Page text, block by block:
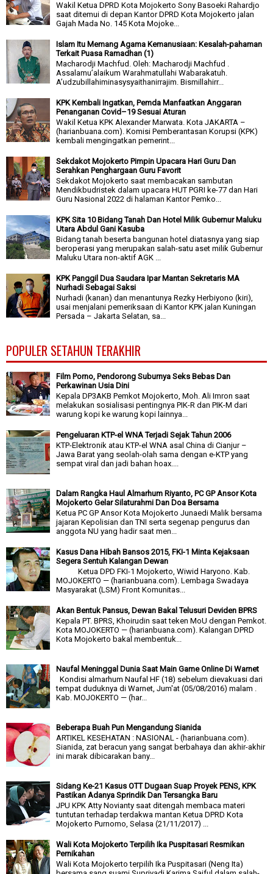
Wakil Ketua DPRD Kota Mojokerto Sony Basoeki Rahardjo
saat ditemui di depan Kantor DPRD Kota Mojokerto jalan
Gajah Mada No. 145 Kota Mojoke...
Islam Itu Memang Agama Kemanusiaan: Kesalah-pahaman
Terkait Puasa Ramadhan (1)
Macharodji Machfud. Oleh: Macharodji Machfud .
Assalamu’alaikum Warahmatullahi Wabarakatuh.
A’udzubillahiminasysyaithanirrajim. Bismillahirr...
KPK Kembali Ingatkan, Pemda Manfaatkan Anggaran
Penanganan Covid–19 Sesuai Aturan
Wakil Ketua KPK Alexander Marwata. Kota JAKARTA –
(harianbuana.com). Komisi Pemberantasan Korupsi (KPK)
kembali mengingatkan pemerint...
Sekdakot Mojokerto Pimpin Upacara Hari Guru Dan
Serahkan Penghargaan Guru Favorit
Sekdakot Mojokerto saat membacakan sambutan
Mendikbudristek dalam upacara HUT PGRI ke-77 dan Hari
Guru Nasional 2022 di halaman Kantor Pemko...
KPK Sita 10 Bidang Tanah Dan Hotel Milik Gubernur Maluku
Utara Abdul Gani Kasuba
Bidang tanah beserta bangunan hotel diatasnya yang siap
beroperasi yang merupakan salah-satu aset milik Gubernur
Maluku Utara non-aktif AGK ...
KPK Panggil Dua Saudara Ipar Mantan Sekretaris MA
Nurhadi Sebagai Saksi
Nurhadi (kanan) dan menantunya Rezky Herbiyono (kiri),
usai menjalani pemeriksaan di Kantor KPK jalan Kuningan
Persada – Jakarta Selatan, sa...
POPULER SETAHUN TERAKHIR
Film Porno, Pendorong Suburnya Seks Bebas Dan
Perkawinan Usia Dini
Kepala DP3AKB Pemkot Mojokerto, Moh. Ali Imron saat
melakukan sosialisasi pentingnya PIK-R dan PIK-M dari
warung kopi ke warung kopi lainnya...
Pengeluaran KTP-el WNA Terjadi Sejak Tahun 2006
KTP-Elektronik atau KTP-el WNA asal China di Cianjur –
Jawa Barat yang seolah-olah sama dengan e-KTP yang
sempat viral dan jadi bahan hoax....
Dalam Rangka Haul Almarhum Riyanto, PC GP Ansor Kota
Mojokerto Gelar Silaturahmi Dan Doa Bersama
Ketua PC GP Ansor Kota Mojokerto Junaedi Malik bersama
jajaran Kepolisian dan TNI serta segenap pengurus dan
anggota NU yang hadir saat men...
Kasus Dana Hibah Bansos 2015, FKI-1 Minta Kejaksaan
Segera Sentuh Kalangan Dewan
Ketua DPD FKI-1 Mojokerto, Wiwid Haryono. Kab.
MOJOKERTO — (harianbuana.com). Lembaga Swadaya
Masyarakat (LSM) Front Komunitas...
Akan Bentuk Pansus, Dewan Bakal Telusuri Deviden BPRS
Kepala PT. BPRS, Khoirudin saat teken MoU dengan Pemkot.
Kota MOJOKERTO — (harianbuana.com). Kalangan DPRD
Kota Mojokerto bakal membentuk...
Naufal Meninggal Dunia Saat Main Game Online Di Warnet
Kondisi almarhum Naufal HF (18) sebelum dievakuasi dari
tempat duduknya di Warnet, Jum'at (05/08/2016) malam .
Kab. MOJOKERTO — (har...
Beberapa Buah Pun Mengandung Sianida
ARTIKEL KESEHATAN : NASIONAL - (harianbuana.com).
Sianida, zat beracun yang sangat berbahaya dan akhir-akhir
ini marak dibicarakan bany...
Sidang Ke-21 Kasus OTT Dugaan Suap Proyek PENS, KPK
Pastikan Adanya Sprindik Dan Tersangka Baru
JPU KPK Atty Novianty saat ditengah membaca materi
tuntutan terhadap terdakwa mantan Ketua DPRD Kota
Mojokerto Purnomo, Selasa (21/11/2017) ...
Wali Kota Mojokerto Terpilih Ika Puspitasari Resmikan
Pernikahan
Wali Kota Mojokerto terpilih Ika Puspitasari (Neng Ita)